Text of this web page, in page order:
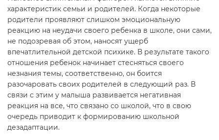
характеристик семьи и родителей. Когда некоторые
родители проявляют слишком эмоциональную
реакцию на неудачи своего ребенка в школе, они сами,
не подозревая об этом, наносят ущерб
впечатлительной детской психике. В результате такого
отношения ребенок начинает стесняться своего
незнания темы, соответственно, он боится
разочаровать своих родителей в следующий раз. В
связи с этим у малыша развивается негативная
реакция на все, что связано со школой, что в свою
очередь приводит к формированию школьной
дезадаптации.